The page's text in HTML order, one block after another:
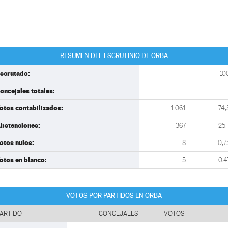
RESUMEN DEL ESCRUTINIO DE ORBA
totales:
contabilizados: 1.061
367
nulos: 8
en blanco: 5
VOTOS POR PARTIDOS EN ORBA
CONCEJALES VOTOS